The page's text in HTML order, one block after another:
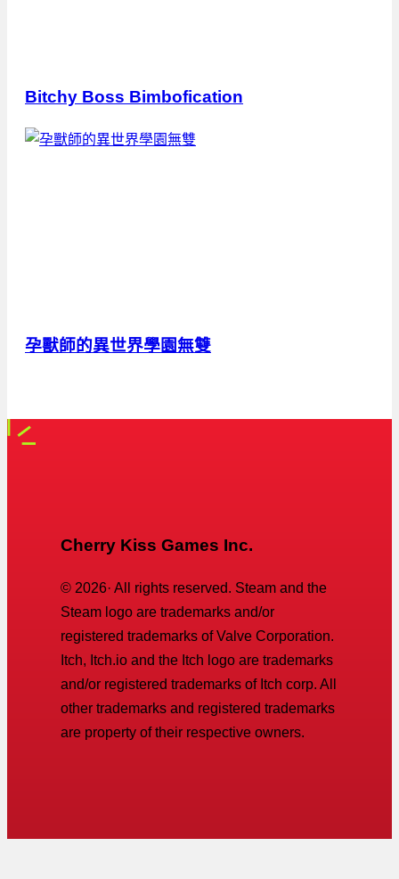
Bitchy Boss Bimbofication
孕獸師的異世界學園無雙
Cherry Kiss Games Inc.
© 2026· All rights reserved. Steam and the
Steam logo are trademarks and/or
registered trademarks of Valve Corporation.
Itch, Itch.io and the Itch logo are trademarks
and/or registered trademarks of Itch corp. All
other trademarks and registered trademarks
are property of their respective owners.